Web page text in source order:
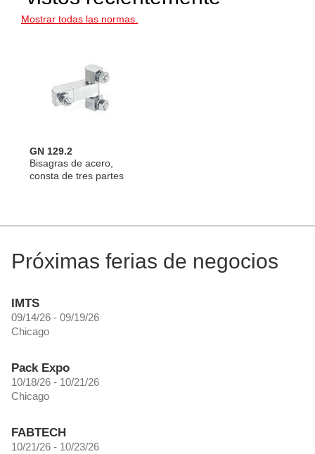
Mostrar todas las normas.
GN 129.2
Bisagras de acero,
consta de tres partes
Próximas ferias de negocios
IMTS
09/14/26 - 09/19/26
Chicago
Pack Expo
10/18/26 - 10/21/26
Chicago
FABTECH
10/21/26 - 10/23/26